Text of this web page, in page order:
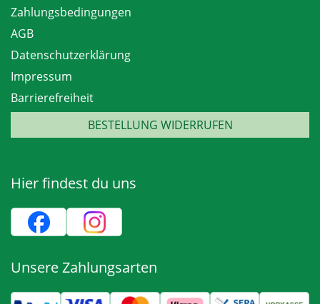
Zahlungsbedingungen
AGB
Datenschutzerklärung
Impressum
Barrierefreiheit
BESTELLUNG WIDERRUFEN
Hier findest du uns
Unsere Zahlungsarten